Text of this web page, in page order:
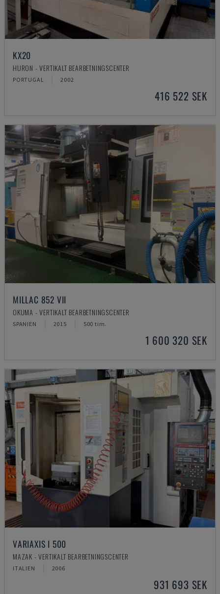
KX20
HURON - VERTIKALT BEARBETNINGSCENTER
PORTUGAL 2002
416 522 SEK
MILLAC 852 VII
OKUMA - VERTIKALT BEARBETNINGSCENTER
SPANIEN 2015 500 tim.
1 600 320 SEK
VARIAXIS I 500
MAZAK - VERTIKALT BEARBETNINGSCENTER
ITALIEN 2006
931 693 SEK